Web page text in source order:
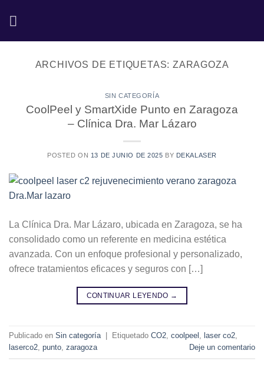
ARCHIVOS DE ETIQUETAS: ZARAGOZA
SIN CATEGORÍA
CoolPeel y SmartXide Punto en Zaragoza
– Clínica Dra. Mar Lázaro
POSTED ON 13 DE JUNIO DE 2025 BY DEKALASER
La Clínica Dra. Mar Lázaro, ubicada en Zaragoza, se ha
consolidado como un referente en medicina estética
avanzada. Con un enfoque profesional y personalizado,
ofrece tratamientos eficaces y seguros con […]
CONTINUAR LEYENDO →
Publicado en Sin categoría Etiquetado CO2 coolpeel laser co2
laserco2 punto zaragoza Deje un comentario